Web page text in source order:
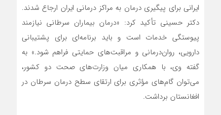
ایرانی برای پیگیری درمان به مراکز درمانی ایران ارجاع شدند.
دکتر حسینی تأکید کرد: «درمان بیماران سرطانی نیازمند
پیوستگی خدمات است و باید برنامه‌ای برای پشتیبانی
دارویی، روان‌درمانی و مراقبت‌های حمایتی فراهم شود.» به
گفته وی، با همکاری میان وزارت‌های صحت دو کشور،
می‌توان گام‌های مؤثری برای ارتقای سطح درمان سرطان در
افغانستان برداشت.